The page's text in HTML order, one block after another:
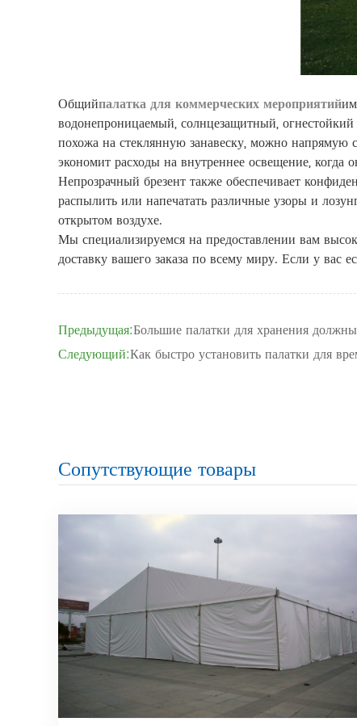
Общийпалатка для коммерческих мероприятий
водонепроницаемый, солнцезащитный,
похожа на стеклянную занавеску, можно напрямую
экономит расходы на внутреннее освещение, когда
Непрозрачный брезент также обеспечивает
распылить или напечатать различные узоры и
открытом воздухе.
Мы специализируемся на предоставлении вам
доставку вашего заказа по всему миру. Если у вас
Предыдущая:Большие палатки для хранения
Следующий:Как быстро установить палатки для
Сопутствующие товары